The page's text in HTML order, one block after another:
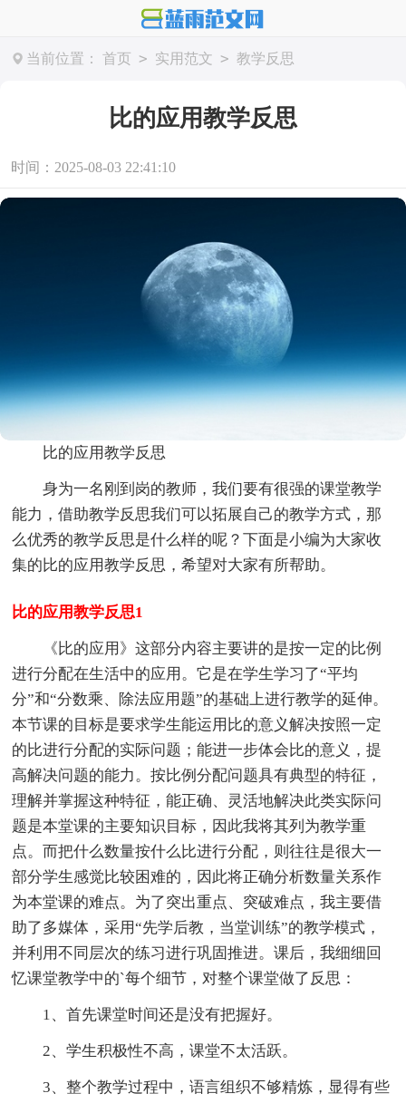
当前位置： 首页 > 实用范文 > 教学反思
比的应用教学反思
时间：2025-08-03 22:41:10
比的应用教学反思
身为一名刚到岗的教师，我们要有很强的课堂教学
能力，借助教学反思我们可以拓展自己的教学方式，那
么优秀的教学反思是什么样的呢？下面是小编为大家收
集的比的应用教学反思，希望对大家有所帮助。
比的应用教学反思1
《比的应用》这部分内容主要讲的是按一定的比例
进行分配在生活中的应用。它是在学生学习了“平均
分”和“分数乘、除法应用题”的基础上进行教学的延伸。
本节课的目标是要求学生能运用比的意义解决按照一定
的比进行分配的实际问题；能进一步体会比的意义，提
高解决问题的能力。按比例分配问题具有典型的特征，
理解并掌握这种特征，能正确、灵活地解决此类实际问
题是本堂课的主要知识目标，因此我将其列为教学重
点。而把什么数量按什么比进行分配，则往往是很大一
部分学生感觉比较困难的，因此将正确分析数量关系作
为本堂课的难点。为了突出重点、突破难点，我主要借
助了多媒体，采用“先学后教，当堂训练”的教学模式，
并利用不同层次的练习进行巩固推进。课后，我细细回
忆课堂教学中的`每个细节，对整个课堂做了反思：
1、首先课堂时间还是没有把握好。
2、学生积极性不高，课堂不太活跃。
3、整个教学过程中，语言组织不够精炼，显得有些